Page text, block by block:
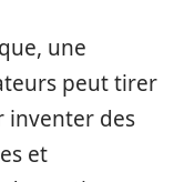
une
peut tirer
inventer des
et